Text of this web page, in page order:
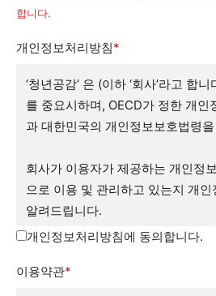
합니다.
개인정보처리방침*
‘청년공감’ 은 (이하 ‘회사’라고 합
를 중요시하며, OECD가 정한 개인
과 대한민국의 개인정보보호법령
회사가 이용자가 제공하는 개인정
으로 이용 및 관리하고 있는지 개
알려드립니다.
사항(또는 개별공지)을 통하여 공지
개인정보처리방침에 동의합니다.
이용약관*